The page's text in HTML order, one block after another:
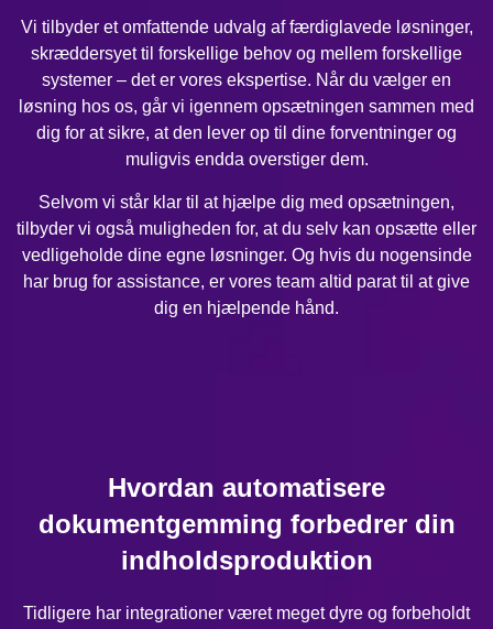
Vi tilbyder et omfattende udvalg af færdiglavede løsninger,
skræddersyet til forskellige behov og mellem forskellige
systemer – det er vores ekspertise. Når du vælger en
løsning hos os, går vi igennem opsætningen sammen med
dig for at sikre, at den lever op til dine forventninger og
muligvis endda overstiger dem.
Selvom vi står klar til at hjælpe dig med opsætningen,
tilbyder vi også muligheden for, at du selv kan opsætte eller
vedligeholde dine egne løsninger. Og hvis du nogensinde
har brug for assistance, er vores team altid parat til at give
dig en hjælpende hånd.
Hvordan automatisere
dokumentgemming forbedrer din
indholdsproduktion
Tidligere har integrationer været meget dyre og forbeholdt